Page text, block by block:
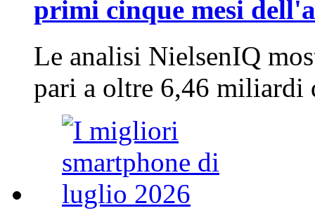
primi cinque mesi
Le analisi NielsenIQ
pari a oltre 6,46